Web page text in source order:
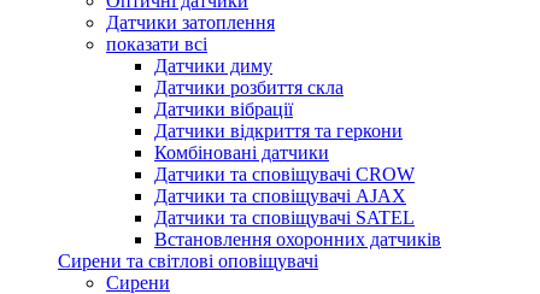
Датчики затоплення
показати всі
Датчики диму
Датчики розбиття скла
Датчики вібрації
Датчики відкриття та геркони
Комбіновані датчики
Датчики та сповіщувачі CROW
Датчики та сповіщувачі AJAX
Датчики та сповіщувачі SATEL
Встановлення охоронних датчиків
Сирени та світлові оповіщувачі
Сирени